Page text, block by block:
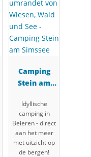
Camping
Stein am
Idyllische
camping in
Beieren - direct
aan het meer
met uitzicht op
de bergen!